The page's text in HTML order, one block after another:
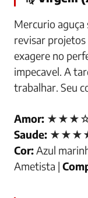
Mercurio
revisar projetos
exagere no
impecavel. A
trabalhar. Seu
Amor:
Saude:
Cor:Azul
Ametista |